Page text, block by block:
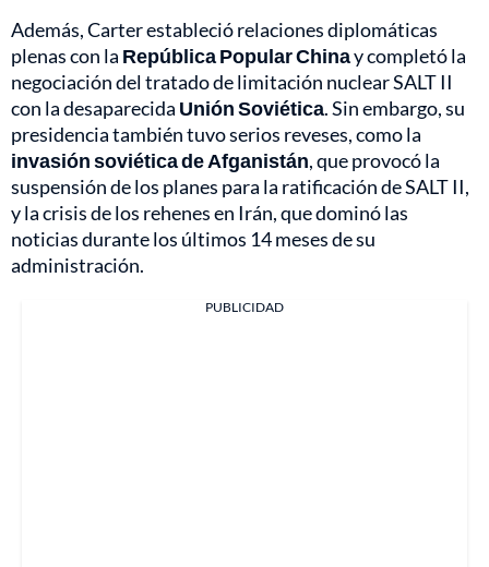
Además, Carter estableció relaciones diplomáticas
plenas con la República Popular Chinay completó la
negociación del tratado de limitación nuclear SALT II
con la desaparecida Unión Soviética. Sin embargo, su
presidencia también tuvo serios reveses, como la
invasión soviética deAfganistán, que provocó la
suspensión de los planes para la ratificación de SALT II,
y la crisis de los rehenes en Irán, que dominó las
noticias durante los últimos 14 meses de su
administración.
PUBLICIDAD